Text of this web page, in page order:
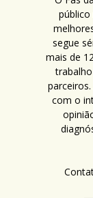
segue
mais de
com o